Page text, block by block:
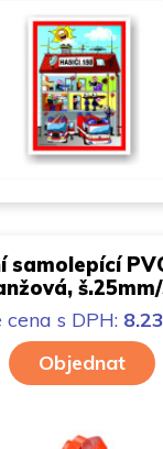
samolepící
cena s DPH:
Objednat